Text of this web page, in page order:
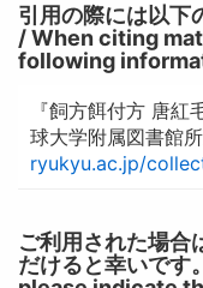
引用の際には以下
/ When citing
following
『飼方餌付方 唐
球大学附属図書館
ryukyu.ac.jp/
ご利用された場合
だけると幸いで